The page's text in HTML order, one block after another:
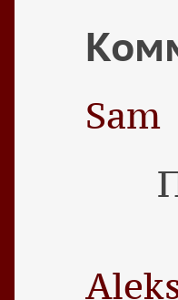
Sam